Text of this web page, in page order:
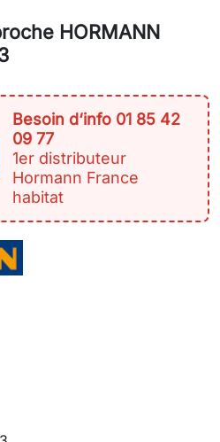
HORMANN
Besoin d‘info 01 85 42
09 77
1er distributeur
Hormann France
habitat